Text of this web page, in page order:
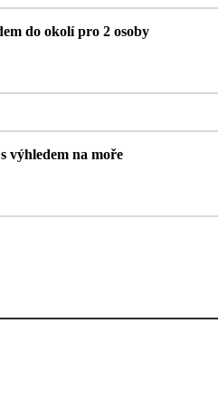
do okolí pro 2 osoby
výhledem na moře